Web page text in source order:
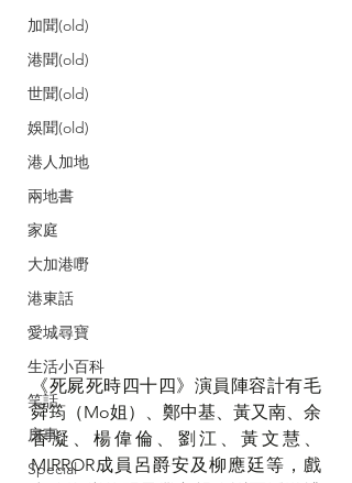
加聞(old)
港聞(old)
世聞(old)
娛聞(old)
港人加地
兩地書
家庭
大加港嘢
港東話
愛城尋寶
生活小百科
笑話
房事
Special
《死屍死時四十四》演員陣容計有毛
舜筠（Mo姐）、鄭中基、黃又南、余
香凝、楊偉倫、劉江、黃文慧、
MIRROR成員呂爵安及柳應廷等，戲